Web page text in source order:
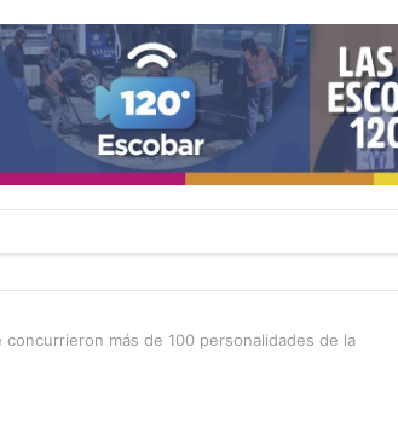
concurrieron más de 100 personalidades de la